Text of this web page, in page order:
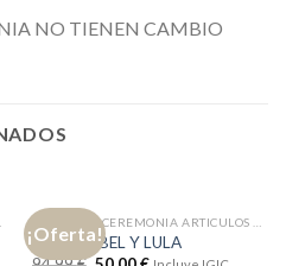
NO TIENEN CAMBIO
¡Oferta!
MONO ABEL Y LULA